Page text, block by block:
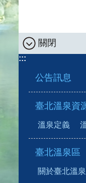
關閉
:::
公告訊息
臺北溫泉資
溫泉定義
臺北溫泉區
關於臺北溫泉